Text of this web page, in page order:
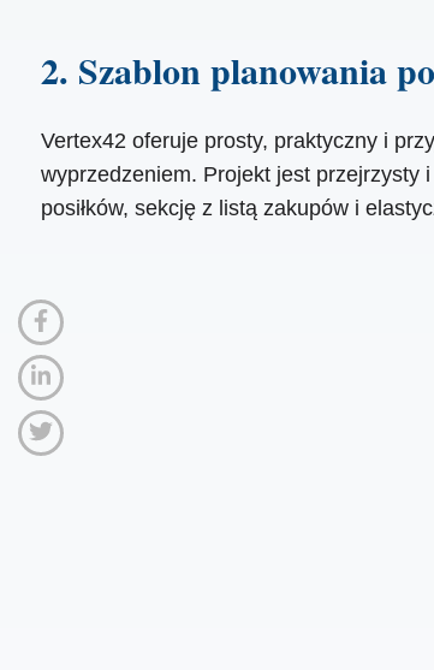
2. Szablon planowania
Vertex42 oferuje prosty, praktyczny i
wyprzedzeniem. Projekt jest przejrzysty
posiłków, sekcję z listą zakupów i